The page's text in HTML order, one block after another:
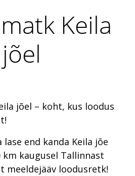
Keila
jõel
jõel – koht, kus loodus
lase end kanda Keila jõe
kaugusel Tallinnast
meeldejääv loodusretk!